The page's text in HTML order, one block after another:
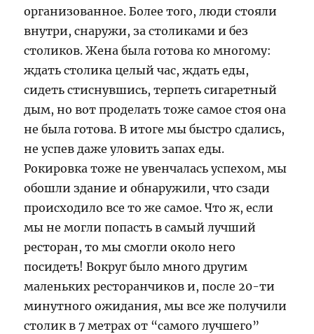
организованное. Более того, люди стояли
внутри, снаружи, за столиками и без
столиков. Жена была готова ко многому:
ждать столика целый час, ждать еды,
сидеть стиснувшись, терпеть сигаретный
дым, но вот проделать тоже самое стоя она
не была готова. В итоге мы быстро сдались,
не успев даже уловить запах еды.
Рокировка тоже не увенчалась успехом, мы
обошли здание и обнаружили, что сзади
происходило все то же самое. Что ж, если
мы не могли попасть в самый лучший
ресторан, то мы смогли около него
посидеть! Вокруг было много другим
маленьких ресторанчиков и, после 20-ти
минутного ожидания, мы все же получили
столик в 7 метрах от “самого лучшего”